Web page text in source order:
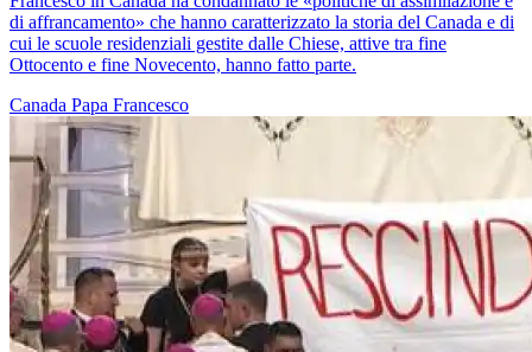
di affrancamento» che hanno caratterizzato la storia del Canada e di
cui le scuole residenziali gestite dalle Chiese, attive tra fine
Ottocento e fine Novecento, hanno fatto parte.
Canada Papa Francesco